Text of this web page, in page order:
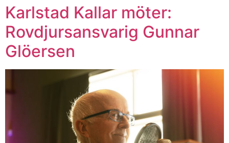
Karlstad Kallar möter:
Rovdjursansvarig Gunnar
Glöersen